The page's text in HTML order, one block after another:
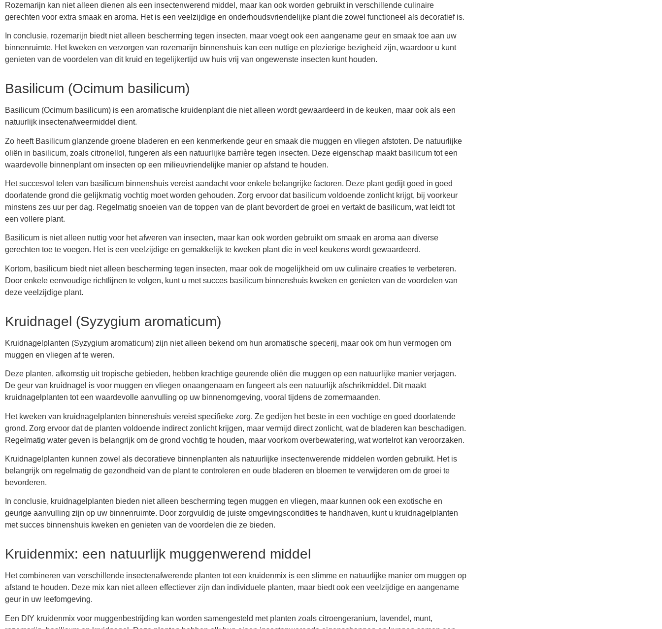
Rozemarijn kan niet alleen dienen als een insectenwerend middel, maar kan ook worden gebruikt in verschillende culinaire
gerechten voor extra smaak en aroma. Het is een veelzijdige en onderhoudsvriendelijke plant die zowel functioneel als decoratief is.
In conclusie, rozemarijn biedt niet alleen bescherming tegen insecten, maar voegt ook een aangename geur en smaak toe aan uw
binnenruimte. Het kweken en verzorgen van rozemarijn binnenshuis kan een nuttige en plezierige bezigheid zijn, waardoor u kunt
genieten van de voordelen van dit kruid en tegelijkertijd uw huis vrij van ongewenste insecten kunt houden.
Basilicum (Ocimum basilicum)
Basilicum (Ocimum basilicum) is een aromatische kruidenplant die niet alleen wordt gewaardeerd in de keuken, maar ook als een
natuurlijk insectenafweermiddel dient.
Zo heeft Basilicum glanzende groene bladeren en een kenmerkende geur en smaak die muggen en vliegen afstoten. De natuurlijke
oliën in basilicum, zoals citronellol, fungeren als een natuurlijke barrière tegen insecten. Deze eigenschap maakt basilicum tot een
waardevolle binnenplant om insecten op een milieuvriendelijke manier op afstand te houden.
Het succesvol telen van basilicum binnenshuis vereist aandacht voor enkele belangrijke factoren. Deze plant gedijt goed in goed
doorlatende grond die gelijkmatig vochtig moet worden gehouden. Zorg ervoor dat basilicum voldoende zonlicht krijgt, bij voorkeur
minstens zes uur per dag. Regelmatig snoeien van de toppen van de plant bevordert de groei en vertakt de basilicum, wat leidt tot
een vollere plant.
Basilicum is niet alleen nuttig voor het afweren van insecten, maar kan ook worden gebruikt om smaak en aroma aan diverse
gerechten toe te voegen. Het is een veelzijdige en gemakkelijk te kweken plant die in veel keukens wordt gewaardeerd.
Kortom, basilicum biedt niet alleen bescherming tegen insecten, maar ook de mogelijkheid om uw culinaire creaties te verbeteren.
Door enkele eenvoudige richtlijnen te volgen, kunt u met succes basilicum binnenshuis kweken en genieten van de voordelen van
deze veelzijdige plant.
Kruidnagel (Syzygium aromaticum)
Kruidnagelplanten (Syzygium aromaticum) zijn niet alleen bekend om hun aromatische specerij, maar ook om hun vermogen om
muggen en vliegen af te weren.
Deze planten, afkomstig uit tropische gebieden, hebben krachtige geurende oliën die muggen op een natuurlijke manier verjagen.
De geur van kruidnagel is voor muggen en vliegen onaangenaam en fungeert als een natuurlijk afschrikmiddel. Dit maakt
kruidnagelplanten tot een waardevolle aanvulling op uw binnenomgeving, vooral tijdens de zomermaanden.
Het kweken van kruidnagelplanten binnenshuis vereist specifieke zorg. Ze gedijen het beste in een vochtige en goed doorlatende
grond. Zorg ervoor dat de planten voldoende indirect zonlicht krijgen, maar vermijd direct zonlicht, wat de bladeren kan beschadigen.
Regelmatig water geven is belangrijk om de grond vochtig te houden, maar voorkom overbewatering, wat wortelrot kan veroorzaken.
Kruidnagelplanten kunnen zowel als decoratieve binnenplanten als natuurlijke insectenwerende middelen worden gebruikt. Het is
belangrijk om regelmatig de gezondheid van de plant te controleren en oude bladeren en bloemen te verwijderen om de groei te
bevorderen.
In conclusie, kruidnagelplanten bieden niet alleen bescherming tegen muggen en vliegen, maar kunnen ook een exotische en
geurige aanvulling zijn op uw binnenruimte. Door zorgvuldig de juiste omgevingscondities te handhaven, kunt u kruidnagelplanten
met succes binnenshuis kweken en genieten van de voordelen die ze bieden.
Kruidenmix: een natuurlijk muggenwerend middel
Het combineren van verschillende insectenafwerende planten tot een kruidenmix is een slimme en natuurlijke manier om muggen op
afstand te houden. Deze mix kan niet alleen effectiever zijn dan individuele planten, maar biedt ook een veelzijdige en aangename
geur in uw leefomgeving.
Een DIY kruidenmix voor muggenbestrijding kan worden samengesteld met planten zoals citroengeranium, lavendel, munt,